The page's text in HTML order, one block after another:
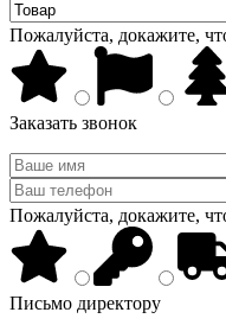
Пожалуйста, докажите,
Заказать звонок
Пожалуйста, докажите,
Письмо директору